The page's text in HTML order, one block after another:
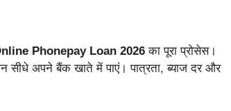
Phonepay Loan 2026 का पूरा प्रोसेस।
सीधे अपने बैंक खाते में पाएं। पात्रता, ब्याज दर और